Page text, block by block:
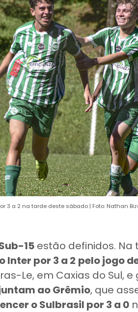
3 a 2 na tarde deste sábado | Foto: Nathan
15 estão definidos.
Inter por 3 a 2 pelo jogo
Le, em Caxias do Sul,
ao Grêmio, que
o Sulbrasil por 3 a 0